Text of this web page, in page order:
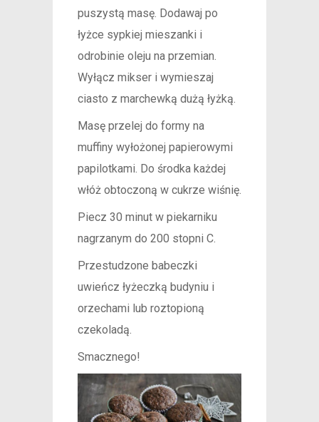
puszystą masę. Dodawaj po
łyżce sypkiej mieszanki i
odrobinie oleju na przemian.
Wyłącz mikser i wymieszaj
ciasto z marchewką dużą łyżką.
Masę przelej do formy na
muffiny wyłożonej papierowymi
papilotkami. Do środka każdej
włóż obtoczoną w cukrze wiśnię.
Piecz 30 minut w piekarniku
nagrzanym do 200 stopni C.
Przestudzone babeczki
uwieńcz łyżeczką budyniu i
orzechami lub roztopioną
czekoladą.
Smacznego!